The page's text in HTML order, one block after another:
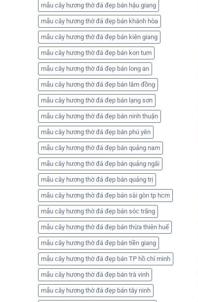
mẫu cây hương thờ đá đẹp bán hậu giang
mẫu cây hương thờ đá đẹp bán khánh hòa
mẫu cây hương thờ đá đẹp bán kiên giang
mẫu cây hương thờ đá đẹp bán kon tum
mẫu cây hương thờ đá đẹp bán long an
mẫu cây hương thờ đá đẹp bán lâm đồng
mẫu cây hương thờ đá đẹp bán lạng sơn
mẫu cây hương thờ đá đẹp bán ninh thuận
mẫu cây hương thờ đá đẹp bán phú yên
mẫu cây hương thờ đá đẹp bán quảng nam
mẫu cây hương thờ đá đẹp bán quảng ngãi
mẫu cây hương thờ đá đẹp bán quảng trị
mẫu cây hương thờ đá đẹp bán sài gòn tp hcm
mẫu cây hương thờ đá đẹp bán sóc trăng
mẫu cây hương thờ đá đẹp bán thừa thiên huế
mẫu cây hương thờ đá đẹp bán tiền giang
mẫu cây hương thờ đá đẹp bán TP hồ chí minh
mẫu cây hương thờ đá đẹp bán trà vinh
mẫu cây hương thờ đá đẹp bán tây ninh